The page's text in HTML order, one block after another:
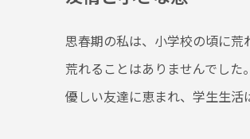
思春期の私は、小学校の頃に荒
荒れることはありませんでした。
優しい友達に恵まれ、学生生活